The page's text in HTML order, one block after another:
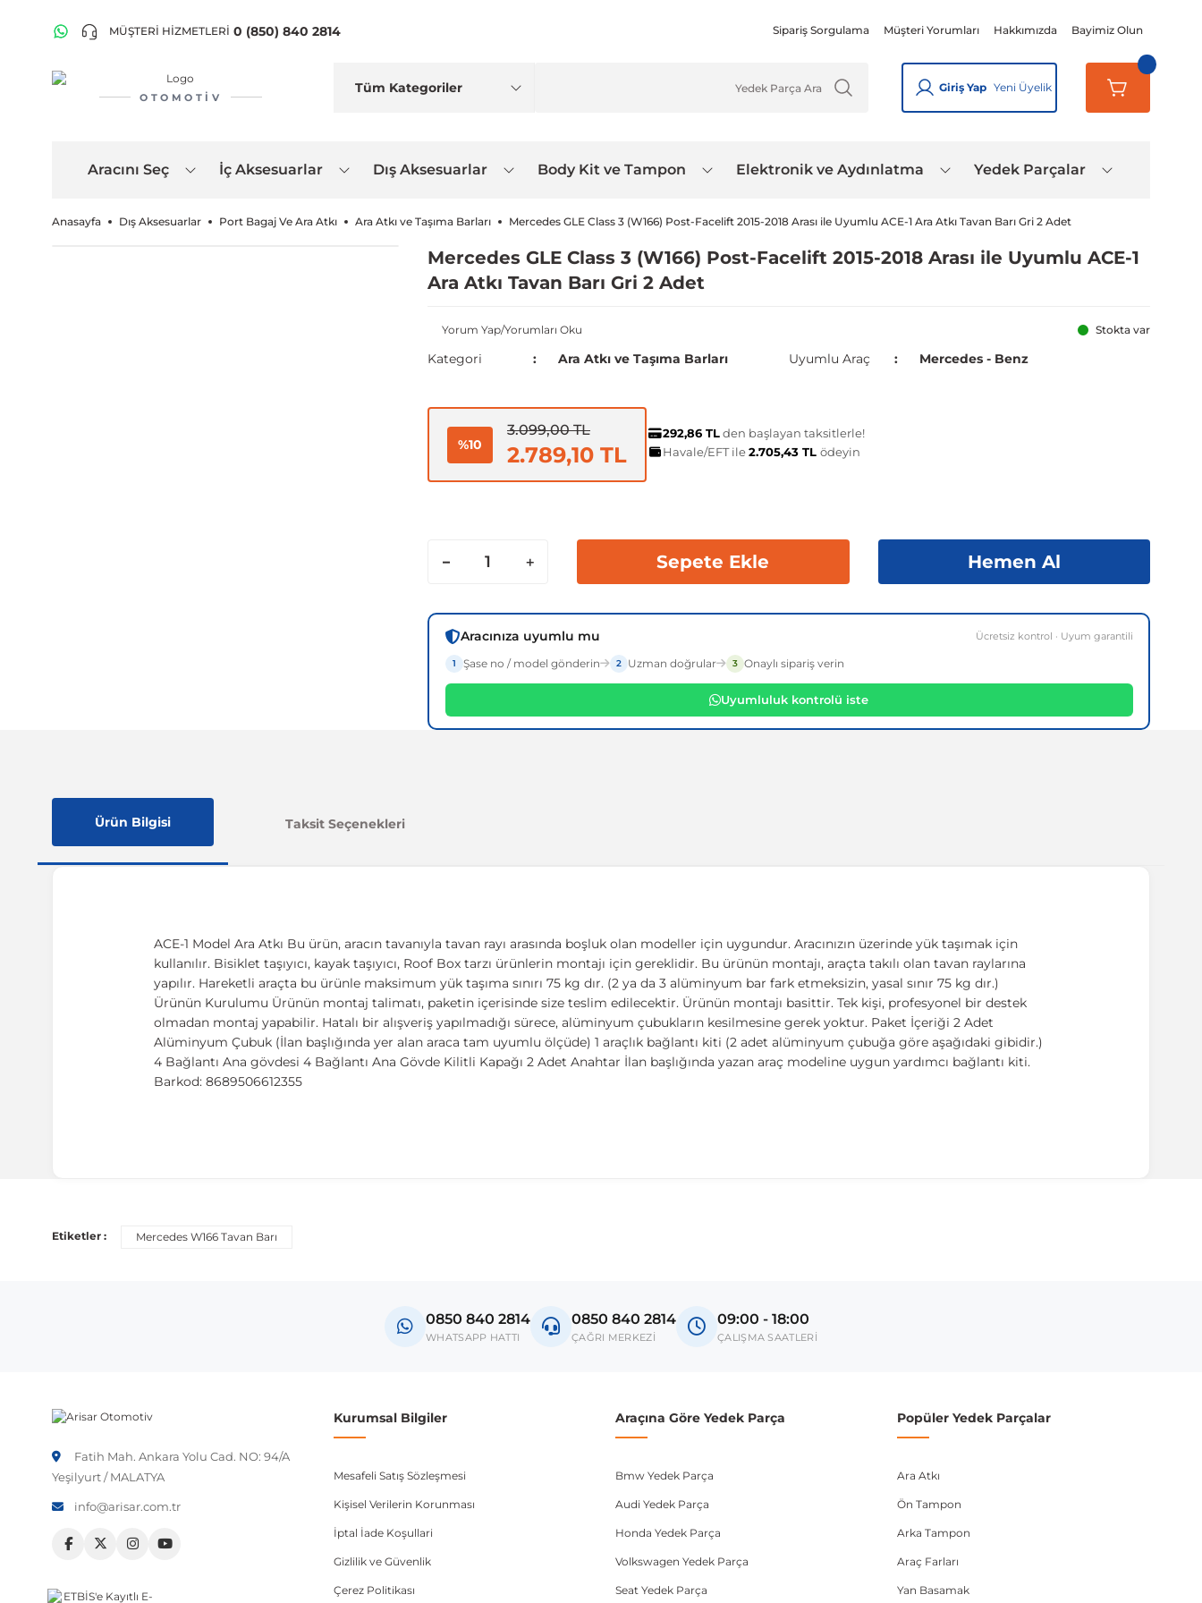
MÜŞTERİ HİZMETLERİ 0 (850) 840 2814 Sipariş Sorgulama Müşteri Yorumları Hakkımızda Bayimiz Olun
OTOMOTIV
Giriş Yap Yeni Üyelik
Aracını Seç İç Aksesuarlar Dış Aksesuarlar Body Kit ve Tampon Elektronik ve Aydınlatma Yedek Parçalar
Anasayfa Dış Aksesuarlar Port Bagaj Ve Ara Atkı Ara Atkı ve Taşıma Barları Mercedes GLE Class 3 (W166) Post-Facelift 2015-2018 Arası ile Uyumlu ACE-1 Ara Atkı Tavan Barı Gri 2 Adet
Mercedes GLE Class 3 (W166) Post-Facelift 2015-2018 Arası ile Uyumlu ACE-1
Ara Atkı Tavan Barı Gri 2 Adet
Yorum Yap/Yorumları Oku Stokta var
Kategori Ara Atkı ve Taşıma Barları Uyumlu Araç Mercedes - Benz
%10
3.099,00 TL
2.789,10 TL
292,86 TLden başlayan taksitlerle!
Havale/EFT ile2.705,43 TL ödeyin
Sepete Ekle Hemen Al
Aracınıza uyumlu mu Ücretsiz kontrol · Uyum garantili
1 Şase no / model gönderin 2 Uzman doğrular 3 Onaylı sipariş verin
Uyumluluk kontrolü iste
Ürün Bilgisi Taksit Seçenekleri
ACE-1 Model Ara Atkı Bu ürün, aracın tavanıyla tavan rayı arasında boşluk olan modeller için uygundur. Aracınızın üzerinde yük taşımak için
kullanılır. Bisiklet taşıyıcı, kayak taşıyıcı, Roof Box tarzı ürünlerin montajı için gereklidir. Bu ürünün montajı, araçta takılı olan tavan raylarına
yapılır. Hareketli araçta bu ürünle maksimum yük taşıma sınırı 75 kg dır. (2 ya da 3 alüminyum bar fark etmeksizin, yasal sınır 75 kg dır.)
Ürünün Kurulumu Ürünün montaj talimatı, paketin içerisinde size teslim edilecektir. Ürünün montajı basittir. Tek kişi, profesyonel bir destek
olmadan montaj yapabilir. Hatalı bir alışveriş yapılmadığı sürece, alüminyum çubukların kesilmesine gerek yoktur. Paket İçeriği 2 Adet
Alüminyum Çubuk (İlan başlığında yer alan araca tam uyumlu ölçüde) 1 araçlık bağlantı kiti (2 adet alüminyum çubuğa göre aşağıdaki gibidir.)
4 Bağlantı Ana gövdesi 4 Bağlantı Ana Gövde Kilitli Kapağı 2 Adet Anahtar İlan başlığında yazan araç modeline uygun yardımcı bağlantı kiti.
Barkod: 8689506612355
Etiketler : Mercedes W166 Tavan Barı
0850 840 2814
WHATSAPP HATTI
0850 840 2814
ÇAĞRI MERKEZİ
09:00 - 18:00
ÇALIŞMA SAATLERİ
Fatih Mah. Ankara Yolu Cad. NO: 94/A
Yeşilyurt / MALATYA
info@arisar.com.tr
Kurumsal Bilgiler
Mesafeli Satış Sözleşmesi
Kişisel Verilerin Korunması
İptal İade Koşullari
Gizlilik ve Güvenlik
Çerez Politikası
Araçına Göre Yedek Parça
Bmw Yedek Parça
Audi Yedek Parça
Honda Yedek Parça
Volkswagen Yedek Parça
Seat Yedek Parça
Popüler Yedek Parçalar
Ara Atkı
Ön Tampon
Arka Tampon
Araç Farları
Yan Basamak